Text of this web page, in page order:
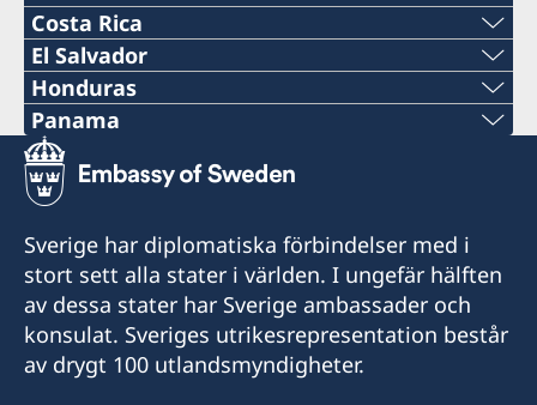
Costa Rica
Telefon:
+506 2213 0620
E-post:
consuladodesuecia.sanjose@gmail.com
Consulado Honorario de Suecia
Jiménez & Pacheco Attorneys at law
Calle 152 A
Oficinas Comproim SA
Pavas, San José
El Salvador
Telefon:
+503 2555 1000
E-post:
consuladodesuecia.sansalvador@gmail.com
Consulado Honorario de Suecia
Calle Nueva No.1
Casa 3733 Colonia Escalón
San Salvador
Honduras
Telefon:
+504 22253898
consuladodesuecia.tegucigalpa@gmail.com
Consulado Honorario de Suecia
Col. Tiloarque, Blvd. Fuerzas Armadas
Panama
Telefon:
+507 6955-2801
E-post:
consuladosuecia.panama@gmail.com
Consulado Honorario de Suecia
Sverige har diplomatiska förbindelser med i
stort sett alla stater i världen. I ungefär hälften
av dessa stater har Sverige ambassader och
konsulat. Sveriges utrikesrepresentation består
av drygt 100 utlandsmyndigheter.